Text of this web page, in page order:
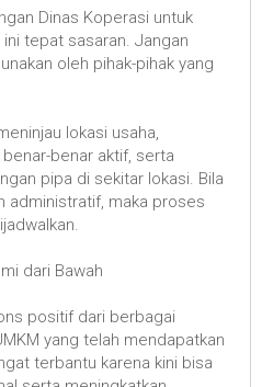
Dinas Koperasi untuk
tepat sasaran. Jangan
oleh pihak-pihak yang
lokasi usaha,
benar aktif, serta
pipa di sekitar lokasi. Bila
administratif, maka proses
dari Bawah
positif dari berbagai
yang telah mendapatkan
terbantu karena kini bisa